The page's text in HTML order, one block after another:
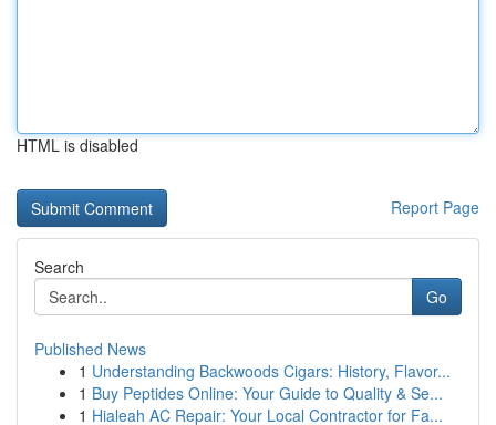
HTML is disabled
Report Page
Search
Go
Published News
1 Understanding Backwoods Cigars: History, Flavor...
1 Buy Peptides Online: Your Guide to Quality & Se...
1 Hialeah AC Repair: Your Local Contractor for Fa...